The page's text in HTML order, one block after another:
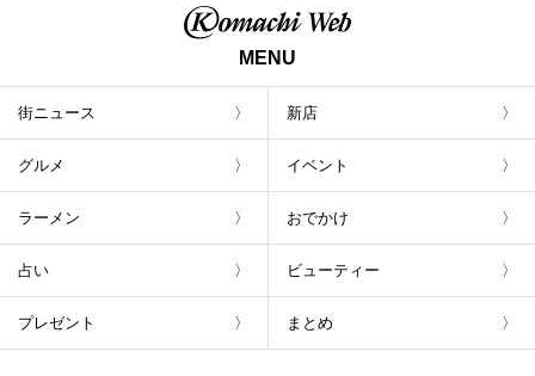
MENU
街ニュース 新店
グルメ イベント
ラーメン おでかけ
占い ビューティー
プレゼント まとめ